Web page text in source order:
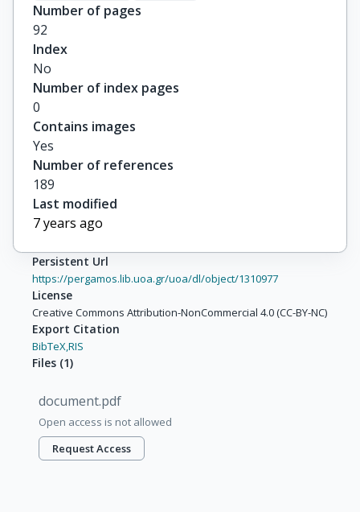
Number of pages
92
Index
No
Number of index pages
0
Contains images
Yes
Number of references
189
Last modified
7 years ago
Persistent Url
https://pergamos.lib.uoa.gr/uoa/dl/object/1310977
License
Creative Commons Attribution-NonCommercial 4.0 (CC-BY-NC)
Export Citation
BibTeX,RIS
Files (1)
document.pdf
Open access is not allowed
Request Access